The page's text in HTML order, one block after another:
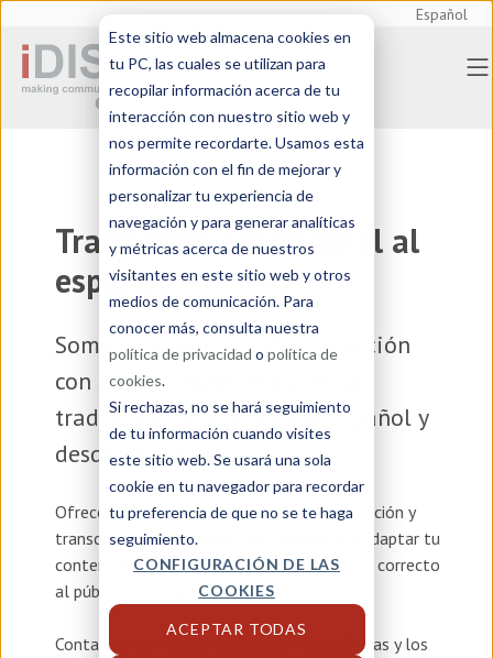
Este sitio web almacena cookies en
tu PC, las cuales se utilizan para
recopilar información acerca de tu
interacción con nuestro sitio web y
nos permite recordarte. Usamos esta
información con el fin de mejorar y
personalizar tu experiencia de
navegación y para generar analíticas
y métricas acerca de nuestros
visitantes en este sitio web y otros
medios de comunicación. Para
conocer más, consulta nuestra
política de privacidad o política de
cookies.
Si rechazas, no se hará seguimiento
de tu información cuando visites
este sitio web. Se usará una sola
cookie en tu navegador para recordar
tu preferencia de que no se te haga
seguimiento.
CONFIGURACIÓN DE LAS
COOKIES
ACEPTAR TODAS
Español
Traducción profesional al
español
Somos unaagencia de traducción
con amplia experiencia en la
traducción profesional al español y
desde el español
Ofrecemos servicios detraducción, localización y
transcreación en español
para ayudarte a adaptar tu
contenido y asegurar que llegue el mensaje correcto
al público adecuado.
Contamos con las personas, las herramientas y los